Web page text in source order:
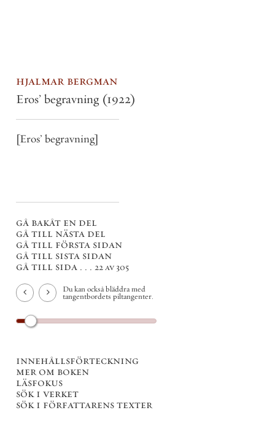
hjalmar bergman
Eros’ begravning (1922)
[Eros’ begravning]
gå bakåt en del
gå till nästa del
gå till första sidan
gå till sista sidan
gå till sida . . . 22 av 305
Du kan också bläddra med
tangentbordets piltangenter.
innehållsförteckning
mer om boken
läsfokus
sök i verket
sök i författarens texter